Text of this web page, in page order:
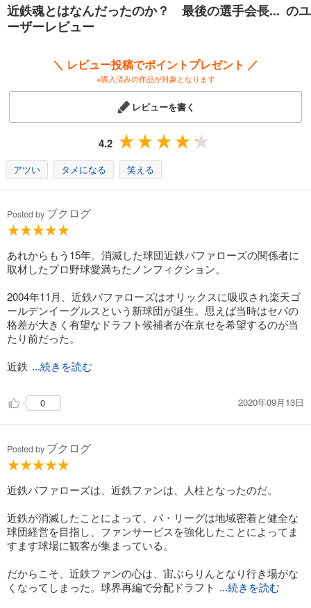
近鉄魂とはなんだったのか？ 最後の選手会長... のユ
ーザーレビュー
＼ レビュー投稿でポイントプレゼント ／
※購入済みの作品が対象となります
レビューを書く
4.2
アツい タメになる 笑える
Posted by ブクログ
あれからもう15年。消滅した球団近鉄バファローズの関係者に
取材したプロ野球愛満ちたノンフィクション。
2004年11月、近鉄バファローズはオリックスに吸収され楽天ゴ
ールデンイーグルスという新球団が誕生。思えば当時はセパの
格差が大きく有望なドラフト候補者が在京セを希望するのが当
たり前だった。
近鉄 ...続きを読む
0 2020年09月13日
Posted by ブクログ
近鉄バファローズは、近鉄ファンは、人柱となったのだ。
近鉄が消滅したことによって、パ・リーグは地域密着と健全な
球団経営を目指し、ファンサービスを強化したことによってま
すます球場に観客が集まっている。
だからこそ、近鉄ファンの心は、宙ぶらりんとなり行き場がな
くなってしまった。球界再編で分配ドラフト
...続きを読む